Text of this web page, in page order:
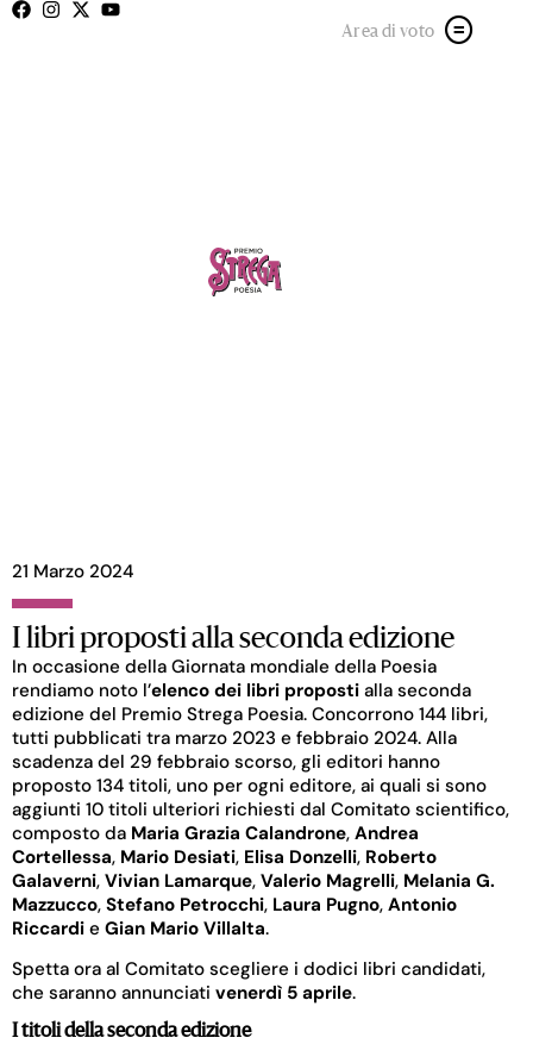
Area di voto
21 Marzo 2024
I libri proposti alla seconda edizione
In occasione della Giornata mondiale della Poesia
rendiamo noto l’elenco dei libri proposti alla seconda
edizione del Premio Strega Poesia. Concorrono 144 libri,
tutti pubblicati tra marzo 2023 e febbraio 2024. Alla
scadenza del 29 febbraio scorso, gli editori hanno
proposto 134 titoli, uno per ogni editore, ai quali si sono
aggiunti 10 titoli ulteriori richiesti dal Comitato scientifico,
composto da Maria Grazia Calandrone, Andrea
Cortellessa, Mario Desiati, Elisa Donzelli, Roberto
Galaverni, Vivian Lamarque, Valerio Magrelli, Melania G.
Mazzucco, Stefano Petrocchi, Laura Pugno, Antonio
Riccardi e Gian Mario Villalta.
Spetta ora al Comitato scegliere i dodici libri candidati,
che saranno annunciati venerdì 5 aprile.
I titoli della seconda edizione